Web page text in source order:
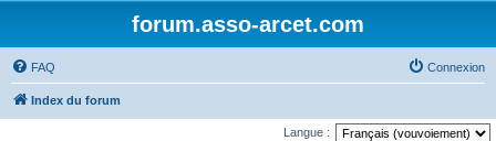
forum.asso-arcet.com
FAQ Connexion
Index du forum
Langue :